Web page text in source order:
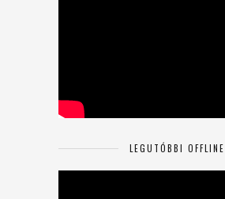
LEGUTÓBBI OFFLINE